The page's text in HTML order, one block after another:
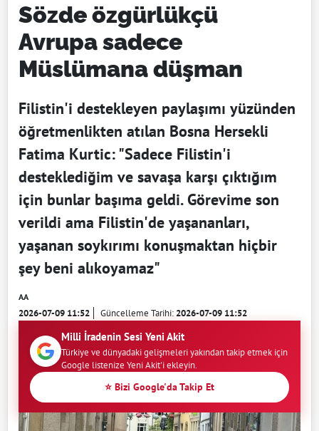
Sözde özgürlükçü
Avrupa sadece
Müslümana düşman
Filistin'i destekleyen paylaşımı yüzünden
öğretmenlikten atılan Bosna Hersekli
Fatima Kurtic: "Sadece Filistin'i
desteklediğim ve savaşa karşı çıktığım
için bunlar başıma geldi. Görevime son
verildi ama Filistin'de yaşananları,
yaşanan soykırımı konuşmaktan hiçbir
şey beni alıkoyamaz"
AA
2026-07-09 11:52 Güncelleme Tarihi:2026-07-09 11:52
Milli İradenin Sesi Yeni Akit
Türkiye ve dünyadaki gelişmeleri yakından takip etmek için
Google listenize Yeni Akit'i ekleyin.
⭐ Bizi Google'da Takip Et